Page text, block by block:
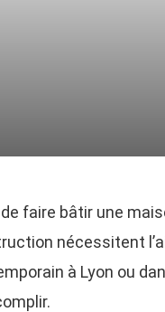
faire bâtir une
nécessitent
à Lyon ou